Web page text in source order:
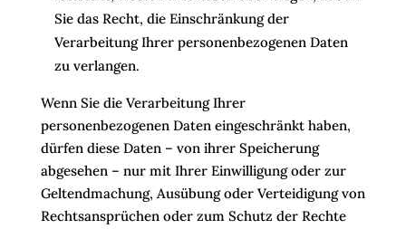
Sie das Recht, die Einschränkung der
Verarbeitung Ihrer personenbezogenen Daten
zu verlangen.
Wenn Sie die Verarbeitung Ihrer
personenbezogenen Daten eingeschränkt haben,
dürfen diese Daten – von ihrer Speicherung
abgesehen – nur mit Ihrer Einwilligung oder zur
Geltendmachung, Ausübung oder Verteidigung von
Rechtsansprüchen oder zum Schutz der Rechte